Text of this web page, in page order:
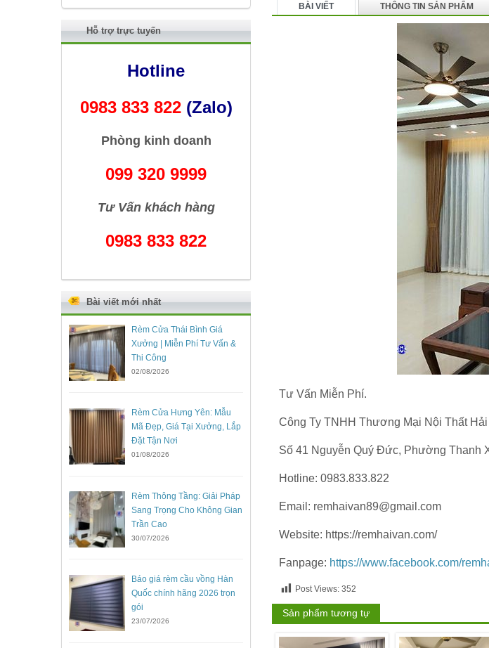
BÀI VIẾT THÔNG TIN SẢN PHẨM
Tư Vấn Miễn Phí.
Công Ty TNHH Thương Mại Nội Thất Hải
Số 41 Nguyễn Quý Đức, Phường Thanh
Hotline: 0983.833.822
Email: remhaivan89@gmail.com
Website: https://remhaivan.com/
Fanpage: https://www.facebook.com/
Post Views: 352
Sản phẩm tương tự
Hỗ trợ trực tuyến
Hotline
0983 833 822 (Zalo)
Phòng kinh doanh
099 320 9999
Tư Vấn khách hàng
0983 833 822
Bài viết mới nhất
Rèm Cửa Thái Bình Giá
Xưởng | Miễn Phí Tư Vấn &
Thi Công
02/08/2026
Rèm Cửa Hưng Yên: Mẫu
Mã Đẹp, Giá Tại Xưởng, Lắp
Đặt Tận Nơi
01/08/2026
Rèm Thông Tầng: Giải Pháp
Sang Trọng Cho Không Gian
Trần Cao
30/07/2026
Báo giá rèm cầu vồng Hàn
Quốc chính hãng 2026 trọn
gói
23/07/2026